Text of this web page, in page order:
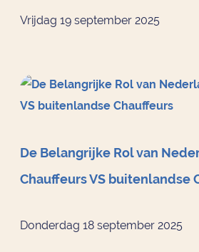
Vrijdag 19 september 2025
De Belangrijke Rol van
Chauffeurs VS buitenlandse
Donderdag 18 september 2025